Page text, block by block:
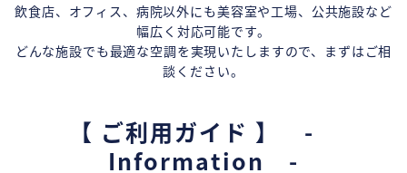
飲食店、オフィス、病院以外にも美容室や工場、公共施設など
幅広く対応可能です。
どんな施設でも最適な空調を実現いたしますので、まずはご相
談ください。
【 ご利用ガイド 】 -
Information -